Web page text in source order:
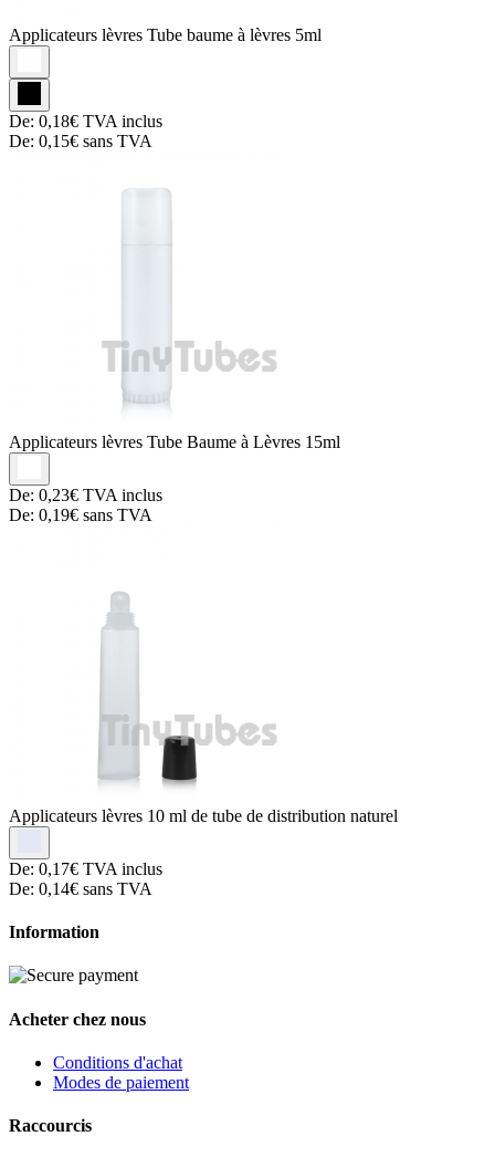
Applicateurs lèvres Tube baume à lèvres 5ml
De: 0,18€ TVA inclus
De: 0,15€ sans TVA
Applicateurs lèvres Tube Baume à Lèvres 15ml
De: 0,23€ TVA inclus
De: 0,19€ sans TVA
Applicateurs lèvres 10 ml de tube de distribution naturel
De: 0,17€ TVA inclus
De: 0,14€ sans TVA
Information
Acheter chez nous
Conditions d'achat
Modes de paiement
Raccourcis